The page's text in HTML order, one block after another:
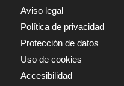
Aviso legal
Política de privacidad
Protección de datos
Uso de cookies
Accesibilidad